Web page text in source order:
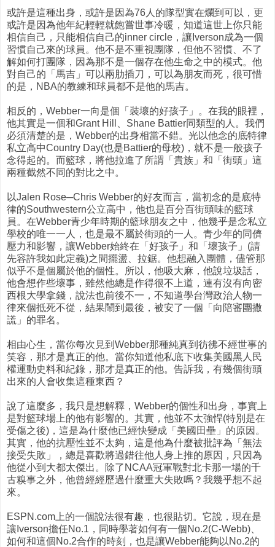
或許是這種出身，或許是因為76人的隊型實在爛到可以，更
或許是因為他年紀輕輕就飽嘗世事冷暖，知道這世上你只能
相信自己，只能相信自己的inner circle，讓Iverson成為一個
習慣自己來的球員。他不是不重視團隊，但他不習慣、不了
解如何打團隊，因為那不是一個存在他生命之中的模式。他
對自己的「馬吉」可以兩肋插刀，可以為朋友而死，很可惜
的是，NBA的教練和球員都不是他的馬吉。
相反的，Webber一向是個「裝壞的好孩子」。在我的眼裡，
他其實是一個和Grant Hill、Shane Battier同類型的人。我們
必須清楚的是，Webber的出身相當不錯。光以他念的底特律
私立高中Country Day(也是Battier的母校)，就不是一般孩子
念得起的。而籃球，將他拉進了所謂「貴族」和「街頭」這
兩種截然不同的對比之中。
以Jalen Rose─Chris Webber的好友而言，當初念的是底特
律的Southwestern公立高中，他也是百分百街頭味的籃球
員。在Webber青少年時期的籃球朋友之中，他幾乎是念私立
學校的唯一一人，也是最不屬於街頭的一人。青少年的同儕
壓力和影響，讓Webber始終在「好孩子」和「壞孩子」(請
先容許我如此定義)之間擺盪、拉鋸。他想融入團體，儘管那
似乎不是個屬於他的個性。所以，他吸大麻，他說垃圾話，
他會想作些壞事，雖然他總是作得很不上道，連有沒有向密
西根大學拿錢，說法也前後不一，不知道學台灣政治人物一
律來個抵死不從，結果鬧到最後，被安了一個「向陪審團撒
謊」的罪名。
相由心生，當你每次見到Webber那種純真到彷彿不經世事的
笑容，那才是真正的他。當你知道他私底下收集美國黑人民
權運動史料和紀錄，那才是真正的他。告訴我，有幾個街頭
出來的人會收集這種東西？
說了這麼多，我只是想解釋，Webber的個性和出身，事實上
是對籃球場上的他有影響的。其實，他並不太強悍(特別是在
受傷之後)，這是為什麼他已經快變成「美國田壘」的原因。
其實，他的抗壓性並不太夠，這是他為什麼被批評為「無法
接受失敗」，總是喜歡將過錯往他人身上推的原因，只因為
他從小到大都太傑出。除了NCAA冠軍戰對北卡那一場的千
古糗事之外，他曾經經歷過什麼重大失敗嗎？我幾乎想不起
來。
ESPN.com上的一個說法很有趣，也很貼切。它說，現在是
讓Iverson擔任No.1，同時學著如何有一個No.2(C-Webb)、
如何和這個No.2合作的時刻，也是讓Webber能夠以No.2的